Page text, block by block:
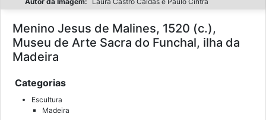
Menino Jesus de Malines, 1520 (c.),
Museu de Arte Sacra do Funchal, ilha da
Madeira
Categorias
Escultura
Madeira